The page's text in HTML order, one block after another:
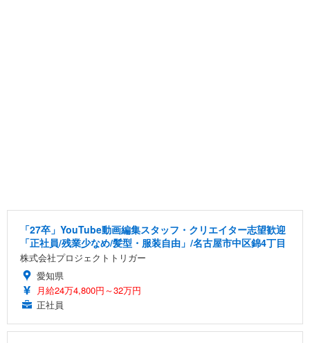
「27卒」YouTube動画編集スタッフ・クリエイター志望歓迎
「正社員/残業少なめ/髪型・服装自由」/名古屋市中区錦4丁目
株式会社プロジェクトトリガー
愛知県
月給24万4,800円～32万円
正社員